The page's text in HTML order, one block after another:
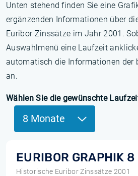
Unten stehend finden Sie eine
ergänzenden Informationen über
Euribor Zinssätze im Jahr 2001.
Auswahlmenü eine Laufzeit
automatisch die Informationen der
an.
Wählen Sie die gewünschte
8 Monate
EURIBOR GRAPHIK 8
Historische Euribor Zinssätze 2001